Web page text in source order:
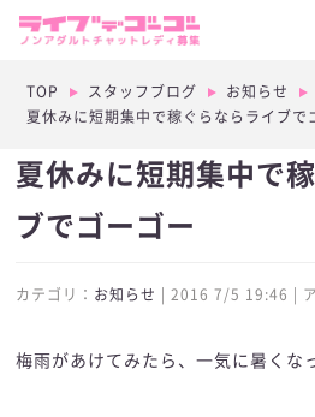
TOP スタッフブログ
お知らせ
夏休みに短期集中で稼ぐらならライブで
夏休みに短期集中で
ブでゴーゴー
カテゴリ： お知らせ | 2016 7/5 19:46 |
梅雨があけてみたら、一気に暑くな